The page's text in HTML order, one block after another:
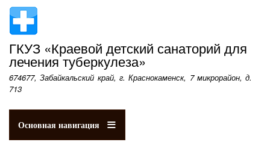
содержанию
ГКУЗ «Краевой детский санаторий для
лечения туберкулеза»
674677, Забайкальский край, г. Краснокаменск, 7 микрорайон, д.
713
Основная навигация